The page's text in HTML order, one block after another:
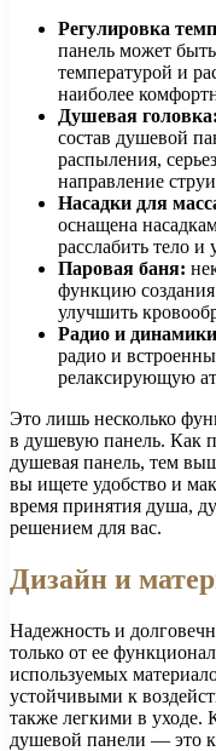
Регулировка
панель может
температурой и
наиболее
Душевая головка:
состав душевой
распыления,
направление
Насадки для
оснащена
расслабить тело
Паровая баня:
функцию
улучшить
Радио и
радио и
релаксирующую
Это лишь несколько
в душевую панель. Как
душевая панель, тем
вы ищете удобство и
время принятия душа,
решением для вас.
Дизайн и
Надежность и
только от ее
используемых
устойчивыми к
также легкими в уходе.
душевой панели — это